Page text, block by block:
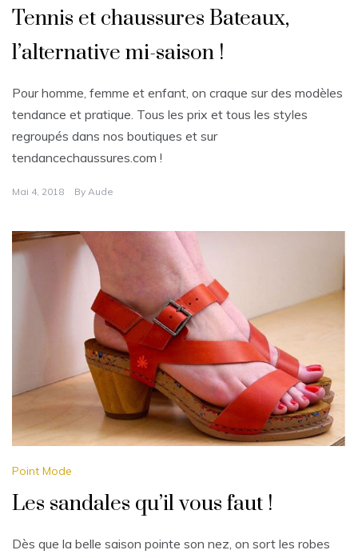
Tennis et chaussures Bateaux,
l’alternative mi-saison !
Pour homme, femme et enfant, on craque sur des modèles
tendance et pratique. Tous les prix et tous les styles
regroupés dans nos boutiques et sur
tendancechaussures.com !
Mai 4, 2018 By Aude
Point Mode
Les sandales qu’il vous faut !
Dès que la belle saison pointe son nez, on sort les robes